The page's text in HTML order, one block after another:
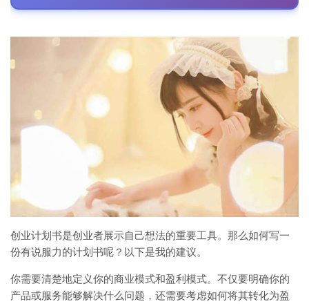
创业计划书是创业者展示自己想法的重要工具。那么如何写一
份有说服力的计划书呢？以下是我的建议。
你需要清楚地定义你的商业模式和盈利模式。不仅要明确你的
产品或服务能够解决什么问题，还需要考虑如何将其转化为盈